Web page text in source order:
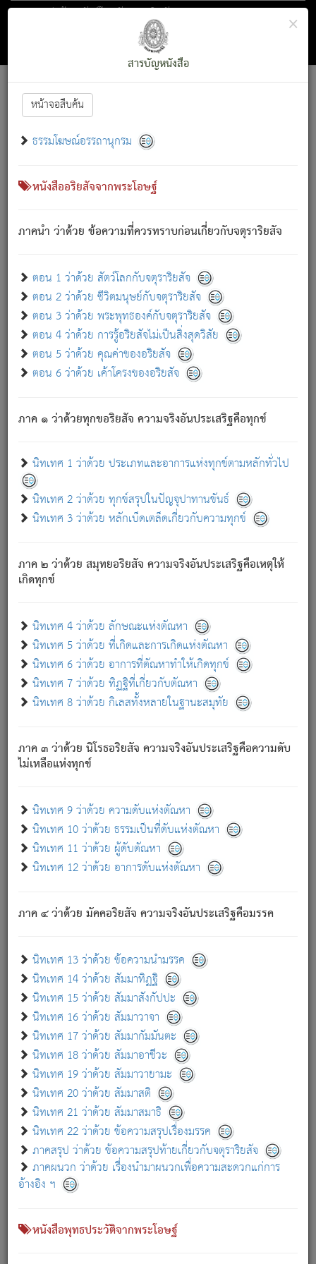
ตอน 1 ว่าด้วย สัตว์โลกกับจตุราริยสัจ
สารบัญ×
สารบัญหนังสือ
หน้าจอสืบค้น
ธรรมโฆษณ์อรรถานุกรม
หนังสืออริยสัจจากพระโอษฐ์
ภาคนำ ว่าด้วย ข้อความที่ควรทราบก่อนเกี่ยวกับจตุราริยสัจ
ตอน 1 ว่าด้วย สัตว์โลกกับจตุราริยสัจ
ตอน 2 ว่าด้วย ชีวิตมนุษย์กับจตุราริยสัจ
ตอน 3 ว่าด้วย พระพุทธองค์กับจตุราริยสัจ
ตอน 4 ว่าด้วย การรู้อริยสัจไม่เป็นสิ่งสุดวิสัย
ตอน 5 ว่าด้วย คุณค่าของอริยสัจ
ตอน 6 ว่าด้วย เค้าโครงของอริยสัจ
ภาค ๑ ว่าด้วยทุกขอริยสัจ ความจริงอันประเสริฐคือทุกข์
นิทเทศ 1 ว่าด้วย ประเภทและอาการแห่งทุกข์ตามหลักทั่วไป
นิทเทศ 2 ว่าด้วย ทุกข์สรุปในปัญจุปาทานขันธ์
นิทเทศ 3 ว่าด้วย หลักเบ็ดเตล็ดเกี่ยวกับความทุกข์
ภาค ๒ ว่าด้วย สมุทยอริยสัจ ความจริงอันประเสริฐคือเหตุให้
เกิดทุกข์
นิทเทศ 4 ว่าด้วย ลักษณะแห่งตัณหา
นิทเทศ 5 ว่าด้วย ที่เกิดและการเกิดแห่งตัณหา
นิทเทศ 6 ว่าด้วย อาการที่ตัณหาทำให้เกิดทุกข์
นิทเทศ 7 ว่าด้วย ทิฏฐิที่เกี่ยวกับตัณหา
นิทเทศ 8 ว่าด้วย กิเลสทั้งหลายในฐานะสมุทัย
ภาค ๓ ว่าด้วย นิโรธอริยสัจ ความจริงอันประเสริฐคือความดับ
ไม่เหลือแห่งทุกข์
นิทเทศ 9 ว่าด้วย ความดับแห่งตัณหา
นิทเทศ 10 ว่าด้วย ธรรมเป็นที่ดับแห่งตัณหา
นิทเทศ 11 ว่าด้วย ผู้ดับตัณหา
นิทเทศ 12 ว่าด้วย อาการดับแห่งตัณหา
ภาค ๔ ว่าด้วย มัคคอริยสัจ ความจริงอันประเสริฐคือมรรค
นิทเทศ 13 ว่าด้วย ข้อความนำมรรค
นิทเทศ 14 ว่าด้วย สัมมาทิฏฐิ
นิทเทศ 15 ว่าด้วย สัมมาสังกัปปะ
นิทเทศ 16 ว่าด้วย สัมมาวาจา
นิทเทศ 17 ว่าด้วย สัมมากัมมันตะ
นิทเทศ 18 ว่าด้วย สัมมาอาชีวะ
นิทเทศ 19 ว่าด้วย สัมมาวายามะ
นิทเทศ 20 ว่าด้วย สัมมาสติ
นิทเทศ 21 ว่าด้วย สัมมาสมาธิ
นิทเทศ 22 ว่าด้วย ข้อความสรุปเรื่องมรรค
ภาคสรุป ว่าด้วย ข้อความสรุปท้ายเกี่ยวกับจตุราริยสัจ
ภาคผนวก ว่าด้วย เรื่องนำมาผนวกเพื่อความสะดวกแก่การ
อ้างอิง ฯ
หนังสือพุทธประวัติจากพระโอษฐ์
Font :15 ]||
สัตว์โลกนี้ เกิดความเดือดร้อนแล้ว มีผัสสะบังหน้า
เขาสำคัญสิ่งใด โดยความเป็นประการใด แต่สิ่งนั้นย่อมเป็น
(ตามที่เป็นจริง) โดยประการอื่นจากที่เขาสำคัญนั้น
สัตว์โลกติดข้องอยู่ในภพ ถูกภพบังหน้าแล้ว มีภพโดยความ
เป็นอย่างอื่น (จากที่มันเป็นอยู่จริง) จึงได้เพลิดเพลินยิ่งนักในภพ
เขาเพลิดเพลินยิ่งนักในสิ่งใด สิ่งนั้นเป็นภัย (ที่เขาไม่รู้จัก)
เขากลัวต่อสิ่งใดสิ่งนั้นเป็นทุกข์
พรหมจรรย์นี้ อันบุคคลย่อมประพฤติ ก็เพื่อการละขาดซึ่ง
ภพ.
สมณะหรือพราหมณ์เหล่าใด กล่าวความหลุดพ้นจากภพว่า
มีได้เพราะภพ เรากล่าวว่า สมณะหรือพราหมณ์ทั้งปวงนั้น
มิใช่ผู้หลดพ้นจากภพ.
ภพ ว่ามีได้เพราะวิภพ[2]: เรากล่าวว่า สมณะหรือพราหมณ์ทั้ง
ปวงนั้น ก็ยังสลัดภพออกไปไม่ได้.
ก็ทุกข์นี้มีขึ้น เพราะอาศัยซึ่งอุปธิทั้งปวง.
เพราะความสิ้นไปแห่งอุปาทานทั้งปวง ความเกิดขึ้นแห่ง
ทุกข์จึงไม่มี.
ท่านจงดูโลกนี้เถิด (จะเห็นว่า) สัตว์ทั้งหลายอันอวิชาหนา
แน่นบังหนาแล้ว; และว่า สัตว์ผู้ยินดีในภพอันเป็นแล้วนั้น ย่อม
อันเป็นไปในที่หรือเวลาทั้งปวง[3]เพื่อความมีแห่งประโยชน์โดย
ประการทั้งปวง; ภพทั้งหลายทั้งหมดนั้น ไม่เที่ยง เป็นทุกข์ มี
ความแปรปรวนเป็นธรรมดา.
อย่างนี้อยู่; เขาย่อมละภวตัณหาได้ และไม่เพลิดเพลินวิภวตัณหา
ด้วย.
ความดับเพราะความสำรอกไม่เหลือ (แห่งภพทั้งหลาย)
เพราะความสิ้นไปแห่งตัณหาโดยประการทั้งปวง นั้นคือ
นิพพาน.
ภพใหม่ย่อมไม่มีแก่ภิกษุนั้น ผู้ดับเย็นสนิทแล้ว เพราะไม่มี
ภิกษุนั้น เป็นผู้ครอบงำมารได้แล้ว ชนะสงครามแล้ว ก้าวล่วง
ภพทั้งหลายทั้งปวงได้แล้ว เป็นผู้คงที่ (คือไม่เปลี่ยนแปลงอีกต่อ
- อุ.ขุ. ๒๕/๑๒๑/๘๔.
(ข้อความนี้ เป็นพระพุทธอุทานที่ทรงเปล่งออก ที่โคนต้นโพธิ์
เป็นที่ตรัสรู้ เมื่อตรัสรู้แล้วได้ 7 วัน)
เกี่ยวกับธรรมโฆษณ์ออนไลน์ (Disclaimer)
แม้ระบบ "ธรรมโฆษณ์ออนไลน์" พยายามปรับปรุงข้อมูลให้ถูกต้องมากที่สุด
ผู้ศึกษาก็พึงตรวจสอบกับตัวเล่มหนังสือต้นฉบับ ที่มีการพิมพ์ครั้งล่าสุด
ก่อนนำข้อมูลไปใช้ในการอ้างอิง"
เกี่ยวกับอัตถจารี|เกี่ยวกับการพัฒนา|แจ้งข้อผิดพลาด / แนะนำ
หนังสือที่เกี่ยวข้อง